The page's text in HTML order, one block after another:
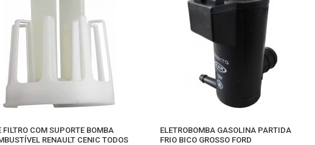
FILTRO COM SUPORTE BOMBA
RENAULT CENIC TODOS
ELETROBOMBA GASOLINA PARTIDA
FRIO BICO GROSSO FORD